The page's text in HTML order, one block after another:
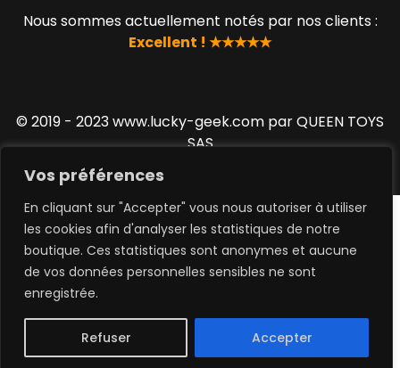
Vos préférences
En cliquant sur "Accepter" vous nous autoriser à utiliser
les cookies afin d'analyser les statistiques de notre
boutique. Ces statistiques sont anonymes et aucune
de vos données personnelles sensibles ne sont
enregistrée.
Refuser Accepter
Nous sommes actuellement notés par nos clients :
Excellent ! ★★★★★
© 2019 - 2023 www.lucky-geek.com par QUEEN TOYS
SAS
0